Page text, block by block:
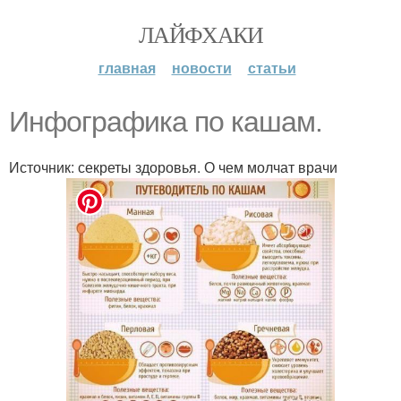
ЛАЙФХАКИ
главная новости статьи
Инфографика по кашам.
Источник: секреты здоровья. О чем молчат врачи